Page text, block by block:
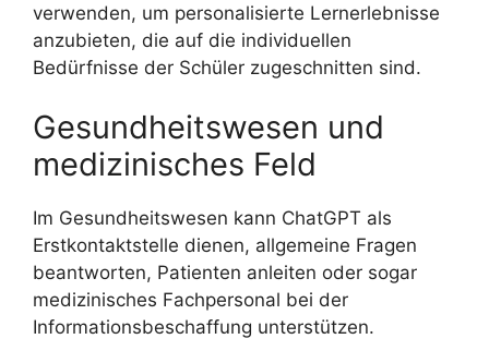
verwenden, um personalisierte Lernerlebnisse
anzubieten, die auf die individuellen
Bedürfnisse der Schüler zugeschnitten sind.
Gesundheitswesen und
medizinisches Feld
Im Gesundheitswesen kann ChatGPT als
Erstkontaktstelle dienen, allgemeine Fragen
beantworten, Patienten anleiten oder sogar
medizinisches Fachpersonal bei der
Informationsbeschaffung unterstützen.